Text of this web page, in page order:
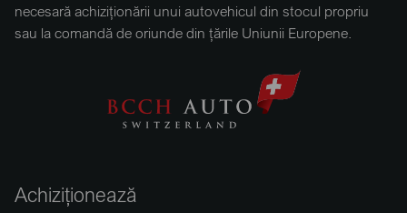
necesară achiziționării unui autovehicul din stocul propriu
sau la comandă de oriunde din țările Uniunii Europene.
Achiziționează